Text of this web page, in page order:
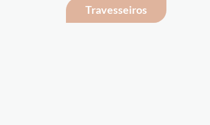
Travesseiros